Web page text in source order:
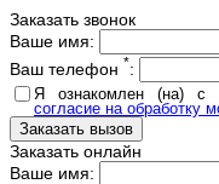
Заказать звонок
Ваше имя:
Ваш телефон *:
Я ознакомлен (на) с
согласие на обработку
Заказать онлайн
Ваше имя: